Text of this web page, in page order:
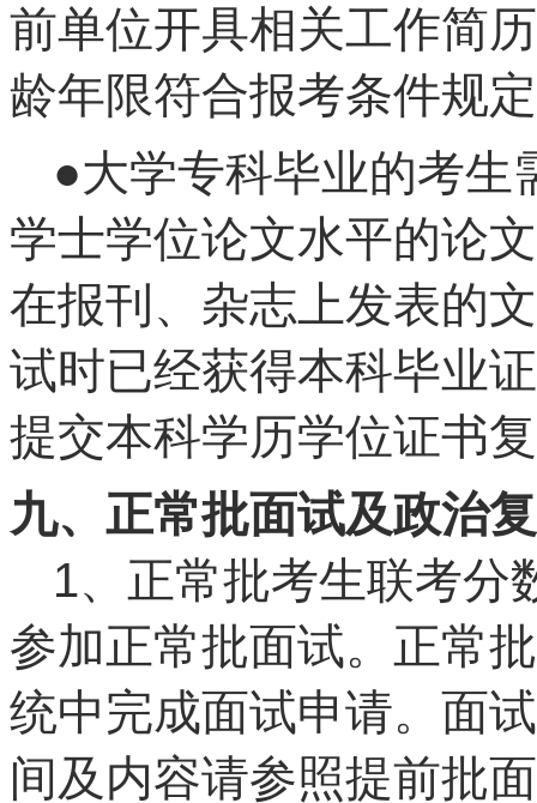
前单位开具相关工作简
龄年限符合报考条件规
●大学专科毕业的考生
学士学位论文水平的论
在报刊、杂志上发表的
试时已经获得本科毕业
提交本科学历学位证书
九、正常批面试及政治
1、正常批考生联考分
参加正常批面试。正常
统中完成面试申请。面
间及内容请参照提前批